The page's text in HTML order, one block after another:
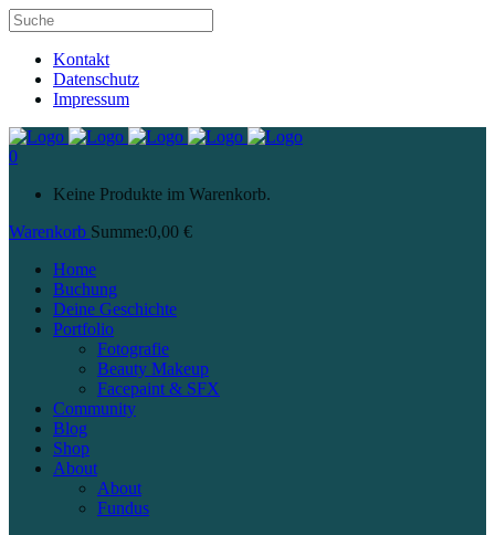
Kontakt
Datenschutz
Impressum
0
Keine Produkte im Warenkorb.
Warenkorb Summe:0,00 €
Home
Buchung
Deine Geschichte
Portfolio
Fotografie
Beauty Makeup
Facepaint & SFX
Community
Blog
Shop
About
About
Fundus